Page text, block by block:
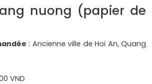
nuong (papier de
: Ancienne ville de Hoi An, Quang
VND